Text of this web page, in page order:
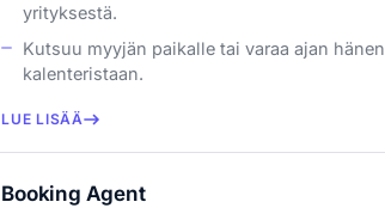
yrityksestä.
Kutsuu myyjän paikalle tai varaa ajan hänen
kalenteristaan.
LUE LISÄÄ
Booking Agent